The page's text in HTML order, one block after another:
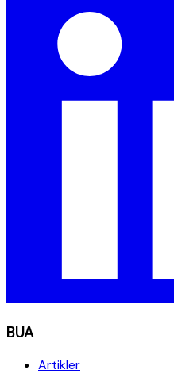
BUA
Artikler